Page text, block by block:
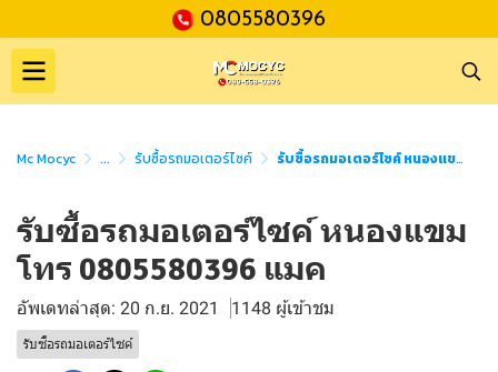
0805580396
Mc Mocyc ... รับซื้อรถมอเตอร์ไซค์ รับซื้อรถมอเตอร์ไซค์ หนองแขม โทร 0805580396 แมค
รับซื้อรถมอเตอร์ไซค์ หนองแขม
โทร 0805580396 แมค
อัพเดทล่าสุด: 20 ก.ย. 2021 1148 ผู้เข้าชม
รับซื้อรถมอเตอร์ไซค์